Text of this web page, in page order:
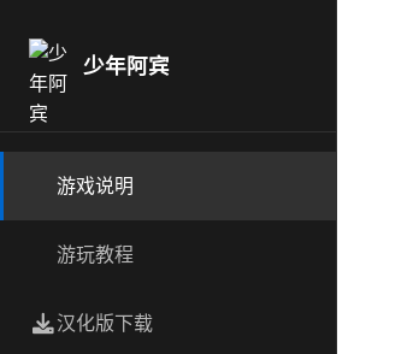
少年阿宾
游戏说明
游玩教程
汉化版下载